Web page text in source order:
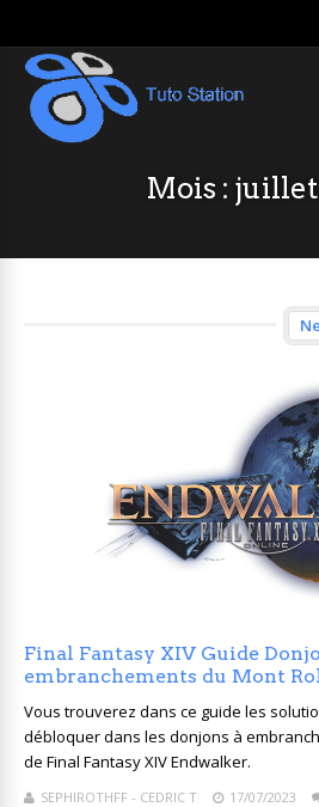
Mois : juillet
Final Fantasy XIV Guide
embranchements du Mont
Vous trouverez dans ce guide les
débloquer dans les donjons à
de Final Fantasy XIV Endwalker.
SEPHIROTHFF - CEDRIC T 17/07/2023